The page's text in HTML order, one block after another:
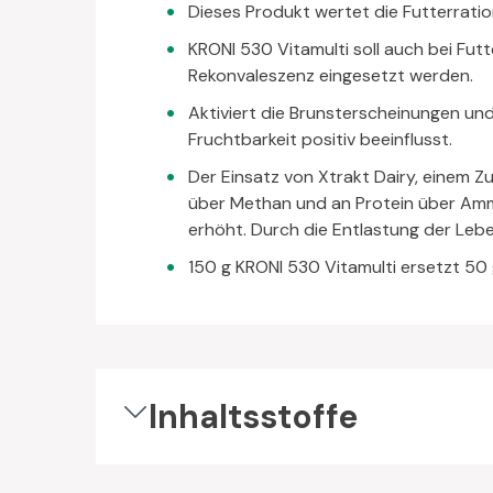
Dieses Produkt wertet die
KRONI 530 Vitamulti soll auch bei
Rekonvaleszenz eingesetzt werden.
Aktiviert die Brunsterscheinungen
Fruchtbarkeit positiv beeinflusst.
Der Einsatz von Xtrakt Dairy, einem
über Methan und an Protein über
erhöht. Durch die Entlastung der
150 g KRONI 530 Vitamulti ersetzt 50
Inhaltsstoffe